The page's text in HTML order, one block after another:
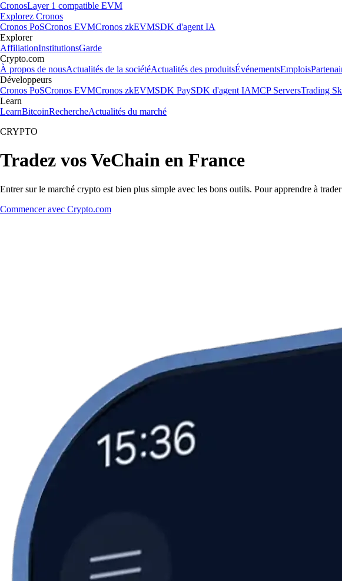
CronosLayer 1 compatible EVM
Explorez Cronos
Cronos PoSCronos EVMCronos zkEVMSDK d'agent IA
Explorer
AffiliationInstitutionsGarde
Crypto.com
À propos de nousActualités de la sociétéActualités des produitsÉvénementsEmplois
Développeurs
Cronos PoSCronos EVMCronos zkEVMSDK PaySDK d'agent IAMCP ServersTrading
Learn
LearnBitcoinRechercheActualités du marché
CRYPTO
Tradez vos VeChain en France
Entrer sur le marché crypto est bien plus simple avec les bons outils. Pour apprendre à
Commencer avec Crypto.com